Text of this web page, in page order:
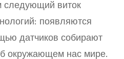
виток
появляются
датчиков собирают
окружающем нас мире.